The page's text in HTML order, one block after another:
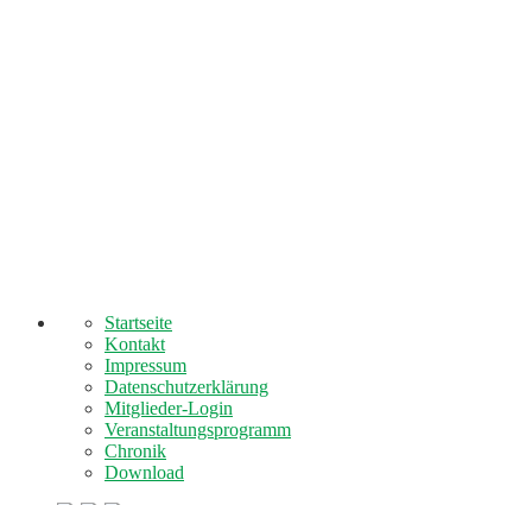
Startseite
Kontakt
Impressum
Datenschutzerklärung
Mitglieder-Login
Veranstaltungsprogramm
Chronik
Download